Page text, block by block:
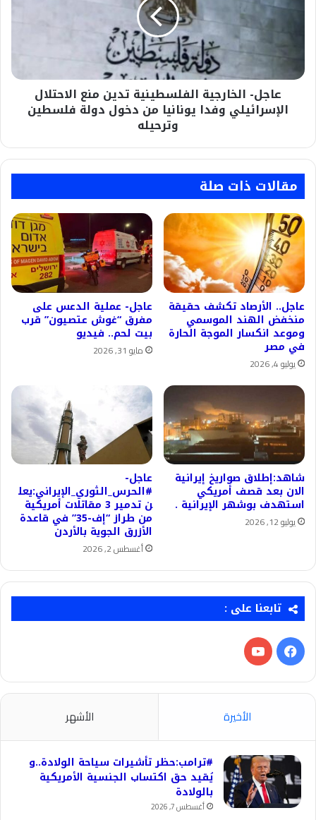
الاحتلال
الإسرائيلي
يونانيا
دخول
وترحيله
عاجل- الخارجية الفلسطينية تدين منع الاحتلال
الإسرائيلي وفدا يونانيا من دخول دولة فلسطين
وترحيله
مقالات ذات صلة
عاجل.. الأرصاد تكشف حقيقة
منخفض الهند الموسمي
وموعد انكسار الموجة الحارة
في مصر
يوليو 4, 2026
عاجل- عملية الدعس على
مفرق “غوش عتصيون” قرب
بيت لحم.. فيديو
مايو 31, 2026
شاهد:إطلاق صواريخ إيرانية
الان بعد قصف أمريكي
استهدف بوشهر الإيرانية .
يوليو 12, 2026
عاجل-
#الحرس_الثوري_الإيراني:يعل
ن تدمير 3 مقاتلات أمريكية
من طراز “إف-35” في قاعدة
الأزرق الجوية بالأردن
أغسطس 2, 2026
تابعنا على :
فيسبوك‫YouTube
الأخيرة الأشهر
#ترامب:حظر تأشيرات سياحة الولادة..و
يُقيد حق اكتساب الجنسية الأمريكية
بالولادة
أغسطس 7, 2026